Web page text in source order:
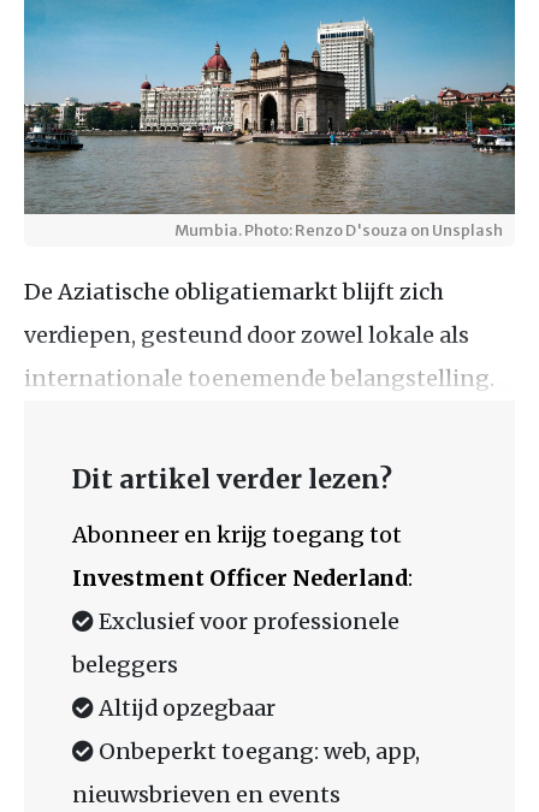
Mumbia. Photo: Renzo D'souza on Unsplash
De Aziatische obligatiemarkt blijft zich
verdiepen, gesteund door zowel lokale als
internationale toenemende belangstelling.
Dit artikel verder lezen?
Abonneer en krijg toegang tot
Investment Officer Nederland:
Exclusief voor professionele
beleggers
Altijd opzegbaar
Onbeperkt toegang: web, app,
nieuwsbrieven en events